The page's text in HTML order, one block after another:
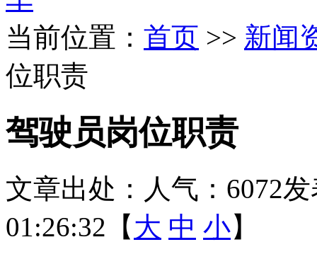
当前位置： 首页 >> 新闻
位职责
驾驶员岗位职责
文章出处： 人气：6072发
01:26:32【 大 中 小】